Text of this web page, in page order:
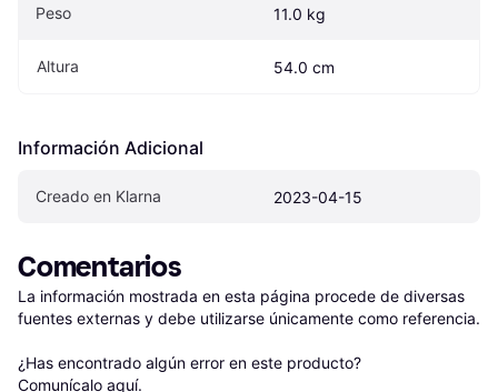
Peso 11.0 kg
Altura 54.0 cm
Información Adicional
Creado en Klarna 2023-04-15
Comentarios
La información mostrada en esta página procede de diversas
fuentes externas y debe utilizarse únicamente como referencia.
¿Has encontrado algún error en este producto?
Comunícalo aquí.